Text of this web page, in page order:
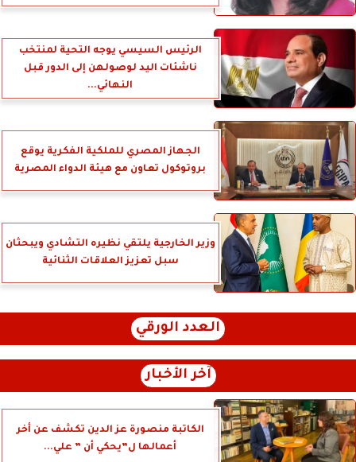
الرئيس السيسي يوجه التحية لمنتخب
ناشئات اليد لوصولهن إلى الدور قبل
النهائي...
الجهاز المصري للملكية الفكرية يوقع
بروتوكول تعاون مع هيئة الدواء المصرية
وزير الخارجية يلتقي نظيره التشادي ويبحثان
سبل تعزيز العلاقات الثنائية
العدد الورقي
آخر الأخبار
الكاتبة منصورة عز الدين تكشف عن أخر
أعمالها ل”يحكي أن ” علي...